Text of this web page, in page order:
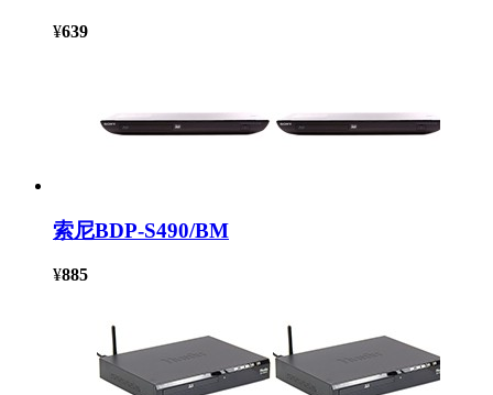
¥639
索尼BDP-S490/BM
¥885